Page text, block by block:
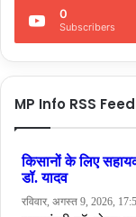
0
Subscribers
MP Info RSS Feed